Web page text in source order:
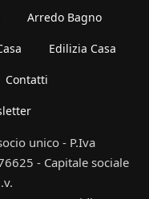
Arredo Bagno
Edilizia Casa
Contatti
unico - P.Iva
- Capitale sociale